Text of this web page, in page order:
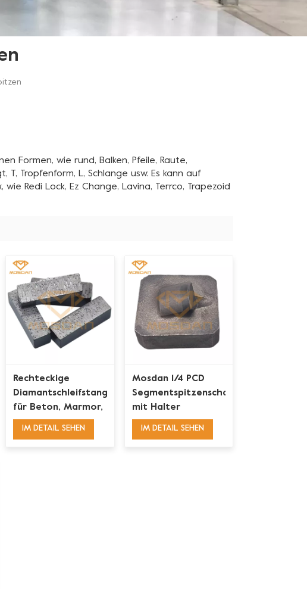
Formen, wie rund, Balken, Pfeile, Raute,
T, Tropfenform, L, Schlange usw. Es kann auf
Redi Lock, Ez Change, Lavina, Terrco, Trapezoid
Rechteckige
Diamantschleifstangensegmente
für Beton, Marmor,
Granit
IM DETAIL SEHEN
Mosdan 1/4 PCD
Segmentspitzenschaber
mit Halter
IM DETAIL SEHEN